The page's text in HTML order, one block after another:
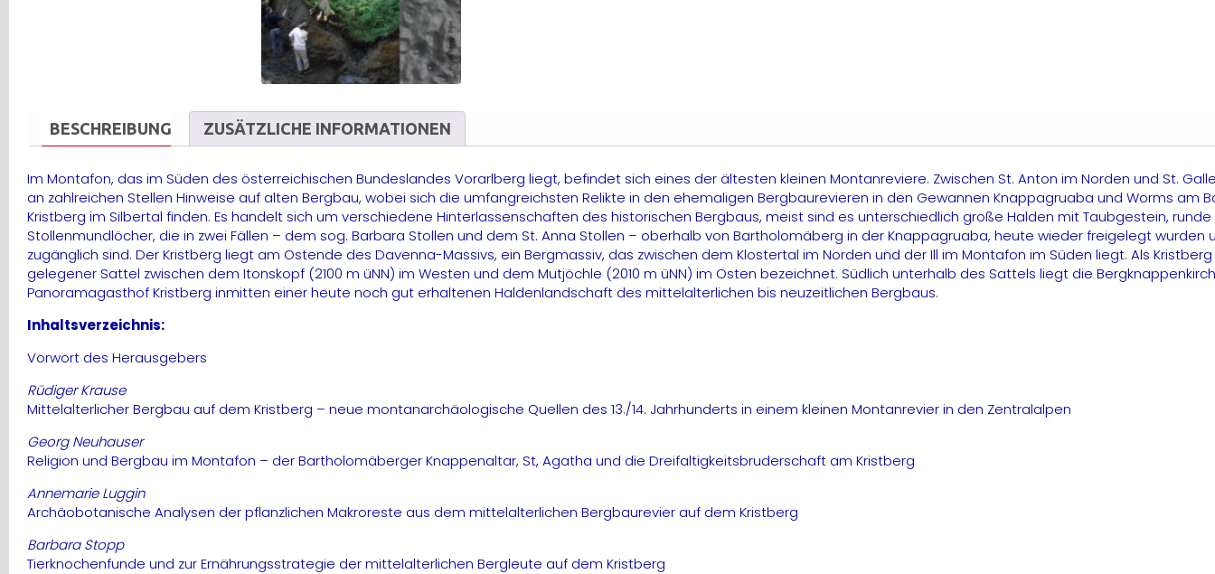
BESCHREIBUNG ZUSÄTZLICHE INFORMATIONEN
Im Montafon, das im Süden des österreichischen Bundeslandes Vorarlberg liegt, befindet sich eines der ältesten kleinen Montanreviere. Zwischen St. Anton im Norden und St.
an zahlreichen Stellen Hinweise auf alten Bergbau, wobei sich die umfangreichsten Relikte in den ehemaligen Bergbaurevieren in den Gewannen Knappagruaba und Worms am
Kristberg im Silbertal finden. Es handelt sich um verschiedene Hinterlassenschaften des historischen Bergbaus, meist sind es unterschiedlich große Halden mit Taubgestein,
Stollenmundlöcher, die in zwei Fällen – dem sog. Barbara Stollen und dem St. Anna Stollen – oberhalb von Bartholomäberg in der Knappagruaba, heute wieder freigelegt wurden
zugänglich sind. Der Kristberg liegt am Ostende des Davenna-Massivs, ein Bergmassiv, das zwischen dem Klostertal im Norden und der Ill im Montafon im Süden liegt. Als Kristberg
gelegener Sattel zwischen dem Itonskopf (2100 m üNN) im Westen und dem Mutjöchle (2010 m üNN) im Osten bezeichnet. Südlich unterhalb des Sattels liegt die
Panoramagasthof Kristberg inmitten einer heute noch gut erhaltenen Haldenlandschaft des mittelalterlichen bis neuzeitlichen Bergbaus.
Inhaltsverzeichnis:
Vorwort des Herausgebers
Rüdiger Krause
Mittelalterlicher Bergbau auf dem Kristberg – neue montanarchäologische Quellen des 13./14. Jahrhunderts in einem kleinen Montanrevier in den Zentralalpen
Georg Neuhauser
Religion und Bergbau im Montafon – der Bartholomäberger Knappenaltar, St, Agatha und die Dreifaltigkeitsbruderschaft am Kristberg
Annemarie Luggin
Archäobotanische Analysen der pflanzlichen Makroreste aus dem mittelalterlichen Bergbaurevier auf dem Kristberg
Barbara Stopp
Tierknochenfunde und zur Ernährungsstrategie der mittelalterlichen Bergleute auf dem Kristberg